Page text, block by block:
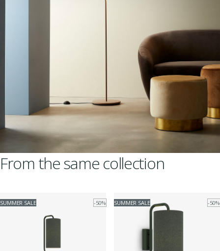
From the same collection
SUMMER SALE -50% SUMMER SALE -50%